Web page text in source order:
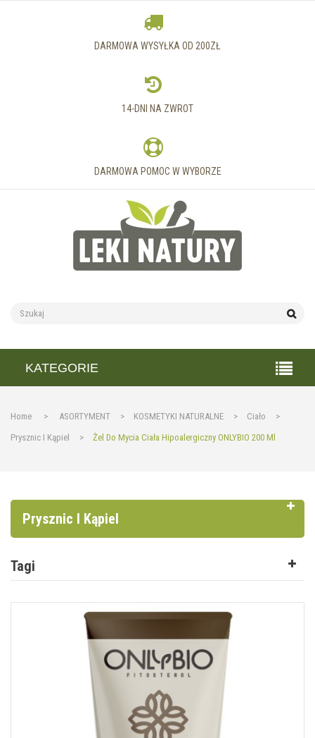
DARMOWA WYSYŁKA OD 200ZŁ
14-DNI NA ZWROT
DARMOWA POMOC W WYBORZE
KATEGORIE
Home > ASORTYMENT > KOSMETYKI NATURALNE > Ciało
>
Prysznic I Kąpiel
> Żel Do Mycia Ciała Hipoalergiczny ONLYBIO 200 Ml
Prysznic I Kąpiel
Tagi